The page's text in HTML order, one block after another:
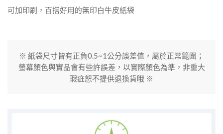
可加印刷，百搭好用的無印白牛皮紙袋
※ 紙袋尺寸皆有正負0.5~1公分誤差值，屬於正常範圍；
螢幕顏色與實品會有些許誤差，以實際顏色為準，非重大
瑕疵恕不提供退換貨哦 ※